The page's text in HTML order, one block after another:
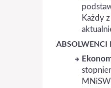
Każdy
ABSOLWENCI